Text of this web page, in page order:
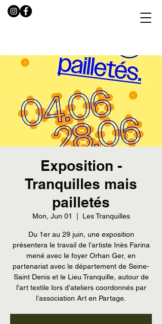
Exposition -
Tranquilles mais
pailletés
Mon, Jun 01 Les Tranquilles
Du 1er au 29 juin, une exposition
présentera le travail de l’artiste Inès Farina
mené avec le foyer Orhan Ger, en
partenariat avec le département de Seine-
Saint Denis et le Lieu Tranquille, autour de
l'art textile lors d’ateliers coordonnés par
l’association Art en Partage.